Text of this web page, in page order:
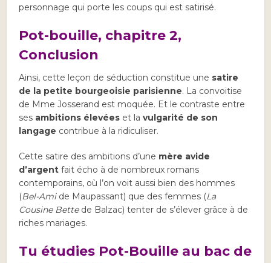
personnage qui porte les coups qui est satirisé.
Pot-bouille, chapitre 2,
Conclusion
Ainsi, cette leçon de séduction constitue une satire
de la petite bourgeoisie parisienne. La convoitise
de Mme Josserand est moquée. Et le contraste entre
ses ambitions élevées et lavulgarité de son
langage contribue à la ridiculiser.
Cette satire des ambitions d’une mère avide
d’argent fait écho à de nombreux romans
contemporains, où l’on voit aussi bien des hommes
(Bel-Amide Maupassant) que des femmes (La
Cousine Bettede Balzac) tenter de s’élever grâce à de
riches mariages.
Tu étudies Pot-Bouille au bac de